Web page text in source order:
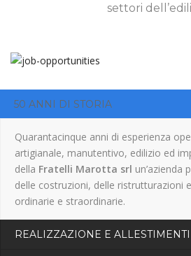
settori
50 ANNI DI STORIA
Quarantacinque anni di esperienza
artigianale, manutentivo, edilizio ed
della Fratelli Marotta srl un’azienda
delle costruzioni, delle ristrutturazioni
ordinarie e straordinarie.
REALIZZAZIONE E ALLESTIMENTI